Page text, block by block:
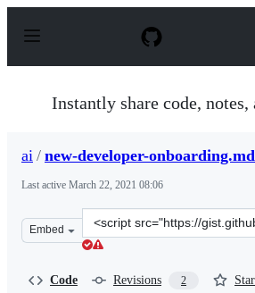
p
Instantly share code, notes,
ai / new-developer-onboarding.md
Last active March 22, 2021 08:06
Embed
Clone
this
Code Revisions 2